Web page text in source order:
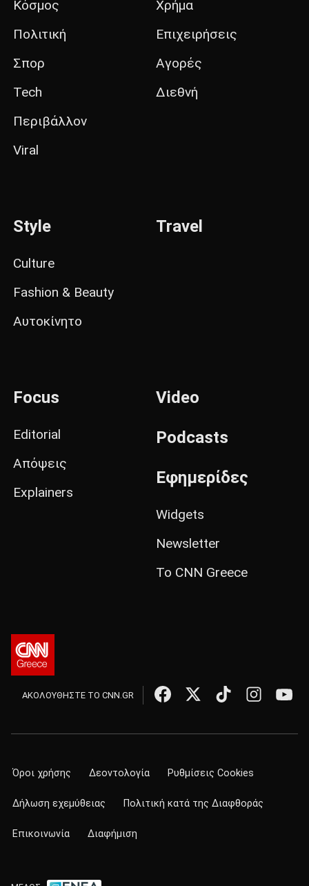
Κόσμος
Πολιτική
Σπορ
Tech
Περιβάλλον
Viral
Χρήμα
Επιχειρήσεις
Αγορές
Διεθνή
Style
Culture
Fashion & Beauty
Αυτοκίνητο
Travel
Focus
Editorial
Απόψεις
Explainers
Video
Podcasts
Εφημερίδες
Widgets
Newsletter
Το CNN Greece
ΑΚΟΛΟΥΘΗΣΤΕ ΤΟ CNN.GR
Όροι χρήσης Δεοντολογία Ρυθμίσεις Cookies
Δήλωση εχεμύθειας Πολιτική κατά της Διαφθοράς
Επικοινωνία Διαφήμιση